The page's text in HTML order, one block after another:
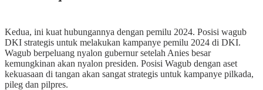
Kedua, ini kuat hubungannya dengan pemilu 2024. Posisi wagub
DKI strategis untuk melakukan kampanye pemilu 2024 di DKI.
Wagub berpeluang nyalon gubernur setelah Anies besar
kemungkinan akan nyalon presiden. Posisi Wagub dengan aset
kekuasaan di tangan akan sangat strategis untuk kampanye pilkada,
pileg dan pilpres.